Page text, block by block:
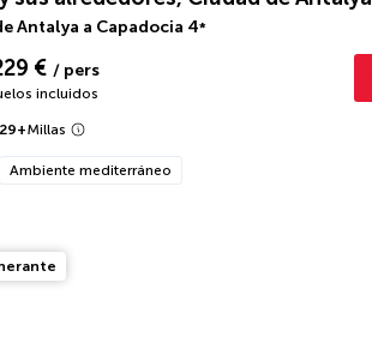
Antalya a Capadocia 4*
€ / pers
incluidos
+Millas
Ambiente mediterráneo